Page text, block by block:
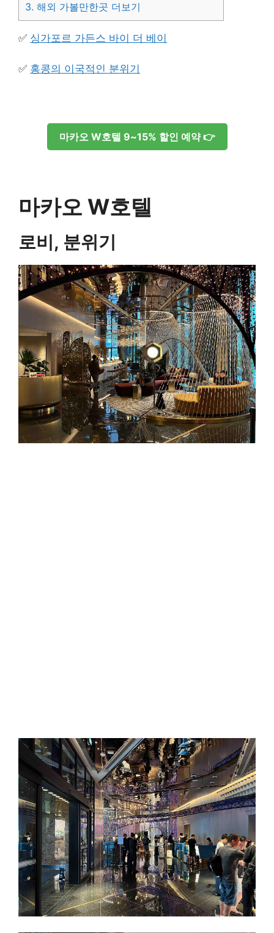
3. 해외 가볼만한곳 더보기
✅ 싱가포르 가든스 바이 더 베이
✅ 홍콩의 이국적인 분위기
마카오 W호텔 9~15% 할인 예약 👉
마카오 W호텔
로비, 분위기